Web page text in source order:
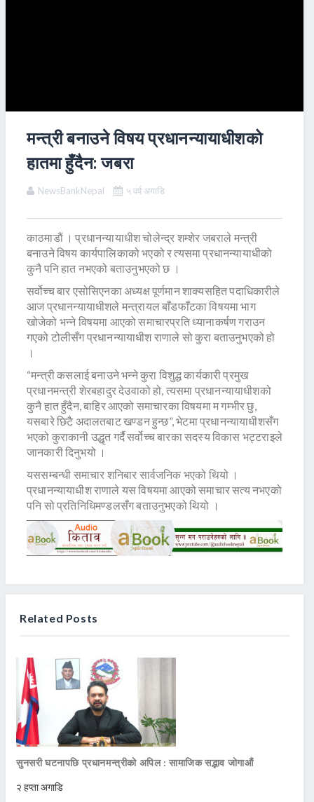
मन्त्री बनाउने विषय प्रधानन्यायाधीशको
हातमा हुँदैन: जबरा
NewsBankNepal ५ वर्ष अगाडि
काठमाडाैं । प्रधानन्यायाधीश चोलेन्द्र शम्शेर जबराले मन्त्री
बनाउने विषय कार्यपालिकाको भएको र त्यसमा प्रधानन्यायाधीको
कुनै पनि हात नभएको बताउनुभएको छ ।
सर्वोच्च बार एसोसिएनका अध्यक्ष पूर्णमान शाक्यसहित पदाधिकारीले
आज प्रधानन्यायाधीशले मन्त्रायल बाँडफाँटका विषयमा भाग
खोजेको भन्ने विषयमा आएको समाचारप्रति ध्यानाकर्षण गराउन
गएको टोलीसँग प्रधानन्यायाधीश राणाले सो कुरा बताउनुभएको हो
।
“मन्त्री कसलाई बनाउने भन्ने कुरा विशुद्ध कार्यकारी प्रमुख
प्रधानमन्त्री शेरबहादुर देउवाको हो, त्यसमा प्रधानन्यायाधीशको
कुनै हात हुँदैन, बाहिर आएको समाचारका विषयमा म गम्भीर छु,
यसबारे छिटै अदालतबाट खण्डन हुन्छ”, भेटमा प्रधानन्यायाधीशसँग
भएको कुराकानी उद्धृत गर्दै सर्वोच्च बारका सदस्य विकास भट्टराइले
जानकारी दिनुभयो ।
यससम्बन्धी समाचार शनिबार सार्वजनिक भएको थियो ।
प्रधानन्यायाधीश राणाले यस विषयमा आएको समाचार सत्य नभएको
पनि सो प्रतिनिधिमण्डलसँग बताउनुभएको थियो ।
Related Posts
सुनसरी घटनापछि प्रधानमन्त्रीको अपिल : सामाजिक सद्भाव जोगाऔं
२ हप्ता अगाडि